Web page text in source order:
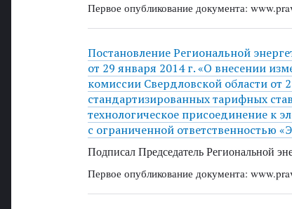
Первое опубликование документа:
Постановление Региональной
от 29 января 2014 г. «О внесении
комиссии Свердловской области
стандартизированных тарифных
технологическое присоединение к
с ограниченной
Подписал Председатель Региональной
Первое опубликование документа: